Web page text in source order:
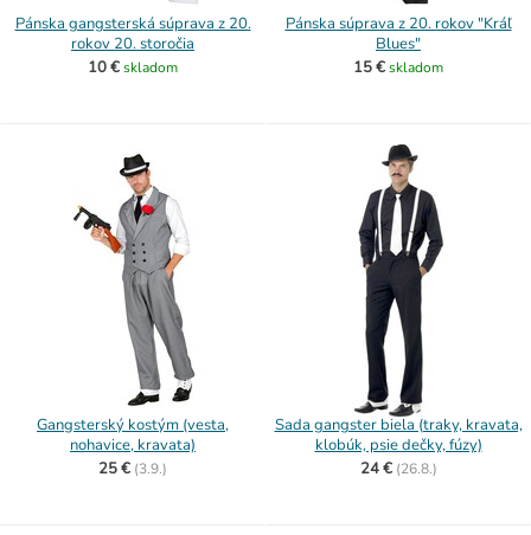
Pánska gangsterská súprava z 20.
rokov 20. storočia
10 €skladom
Pánska súprava z 20. rokov "Kráľ
Blues"
15 €skladom
Gangsterský kostým (vesta,
nohavice, kravata)
25 € (3.9.)
Sada gangster biela (traky, kravata,
klobúk, psie dečky, fúzy)
24 € (26.8.)